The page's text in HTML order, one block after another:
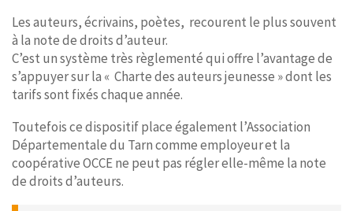
Les auteurs, écrivains, poètes, recourent le plus souvent
à la note de droits d’auteur.
C’est un système très règlementé qui offre l’avantage de
s’appuyer sur la « Charte des auteurs jeunesse » dont les
tarifs sont fixés chaque année.
Toutefois ce dispositif place également l’Association
Départementale du Tarn comme employeur et la
coopérative OCCE ne peut pas régler elle-même la note
de droits d’auteurs.